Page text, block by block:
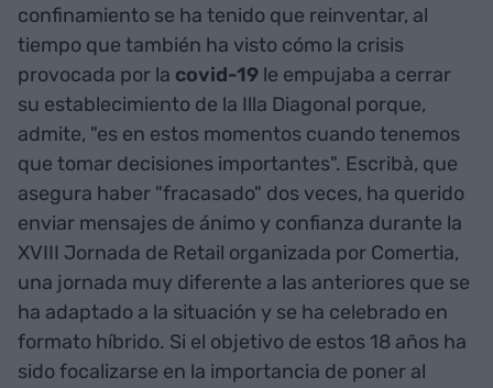
confinamiento se ha tenido que reinventar, al
tiempo que también ha visto cómo la crisis
provocada por la covid-19 le empujaba a cerrar
su establecimiento de la Illa Diagonal porque,
admite, "es en estos momentos cuando tenemos
que tomar decisiones importantes". Escribà, que
asegura haber "fracasado" dos veces, ha querido
enviar mensajes de ánimo y confianza durante la
XVIII Jornada de Retail organizada por Comertia,
una jornada muy diferente a las anteriores que se
ha adaptado a la situación y se ha celebrado en
formato híbrido. Si el objetivo de estos 18 años ha
sido focalizarse en la importancia de poner al